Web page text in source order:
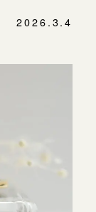
2026.3.4